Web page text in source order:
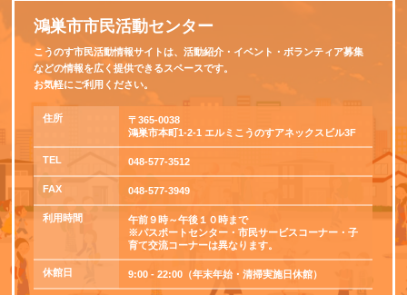
鴻巣市市民活動センター
こうのす市民活動情報サイトは、活動紹介・イベント・ボランティア募集
などの情報を広く提供できるスペースです。
お気軽にご利用ください。
住所
〒365-0038
鴻巣市本町1-2-1 エルミこうのすアネックスビル3F
TEL 048-577-3512
FAX 048-577-3949
利用時間
午前９時～午後１０時まで
※パスポートセンター・市民サービスコーナー・子
育て交流コーナーは異なります。
休館日 9:00 - 22:00（年末年始・清掃実施日休館）